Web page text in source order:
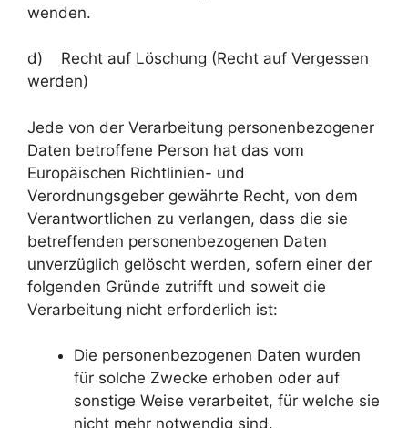
wenden.
d) Recht auf Löschung (Recht auf Vergessen
werden)
Jede von der Verarbeitung personenbezogener
Daten betroffene Person hat das vom
Europäischen Richtlinien- und
Verordnungsgeber gewährte Recht, von dem
Verantwortlichen zu verlangen, dass die sie
betreffenden personenbezogenen Daten
unverzüglich gelöscht werden, sofern einer der
folgenden Gründe zutrifft und soweit die
Verarbeitung nicht erforderlich ist:
Die personenbezogenen Daten wurden
für solche Zwecke erhoben oder auf
sonstige Weise verarbeitet, für welche sie
nicht mehr notwendig sind.